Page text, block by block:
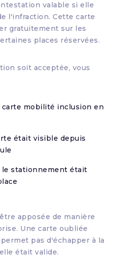
valable si elle
l'infraction. Cette carte
gratuitement sur les
places réservées.
soit acceptée, vous
mobilité inclusion en
était visible depuis
le stationnement était
apposée de manière
Une carte oubliée
pas d'échapper à la
était valide.